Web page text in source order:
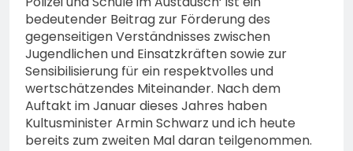
bedeutender Beitrag zur Förderung des
gegenseitigen Verständnisses zwischen
Jugendlichen und Einsatzkräften sowie zur
Sensibilisierung für ein respektvolles und
wertschätzendes Miteinander. Nach dem
Auftakt im Januar dieses Jahres haben
Kultusminister Armin Schwarz und ich heute
bereits zum zweiten Mal daran teilgenommen.